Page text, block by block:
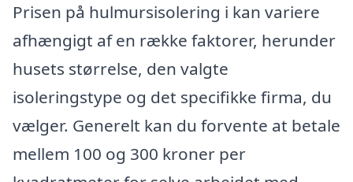
Prisen på hulmursisolering i kan variere
afhængigt af en række faktorer, herunder
husets størrelse, den valgte
isoleringstype og det specifikke firma, du
vælger. Generelt kan du forvente at betale
mellem 100 og 300 kroner per